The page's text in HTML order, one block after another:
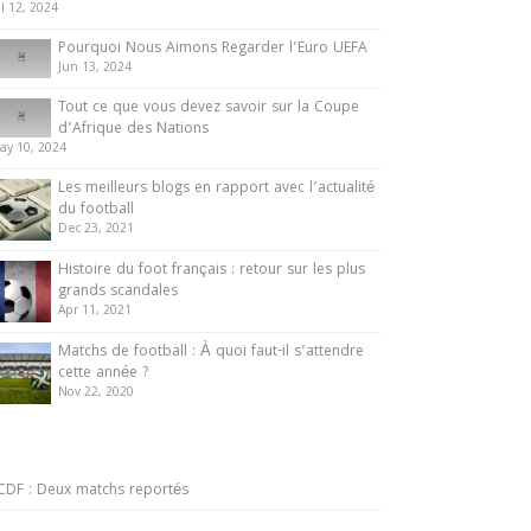
12, 2024
Pourquoi Nous Aimons Regarder l’Euro UEFA
Jun 13, 2024
Tout ce que vous devez savoir sur la Coupe
d’Afrique des Nations
10, 2024
Les meilleurs blogs en rapport avec l’actualité
du football
Dec 23, 2021
Histoire du foot français : retour sur les plus
grands scandales
Apr 11, 2021
Matchs de football : À quoi faut-il s’attendre
cette année ?
Nov 22, 2020
: Deux matchs reportés